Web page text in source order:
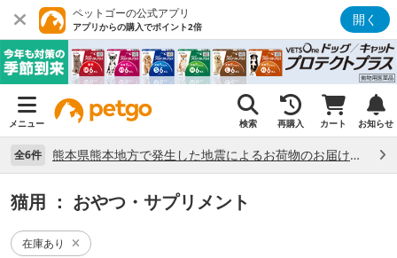
ペットゴーの公式アプリ
アプリからの購入でポイント2倍 開く
メニュー 検索 再購入 カート お知らせ
全6件 熊本県熊本地方で発生した地震によるお荷物のお届け状況について （7/28）
猫用 ： おやつ・サプリメント
在庫あり